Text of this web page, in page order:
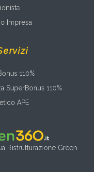
Impresa
110%
SuperBonus 110%
APE
Ristrutturazione Green